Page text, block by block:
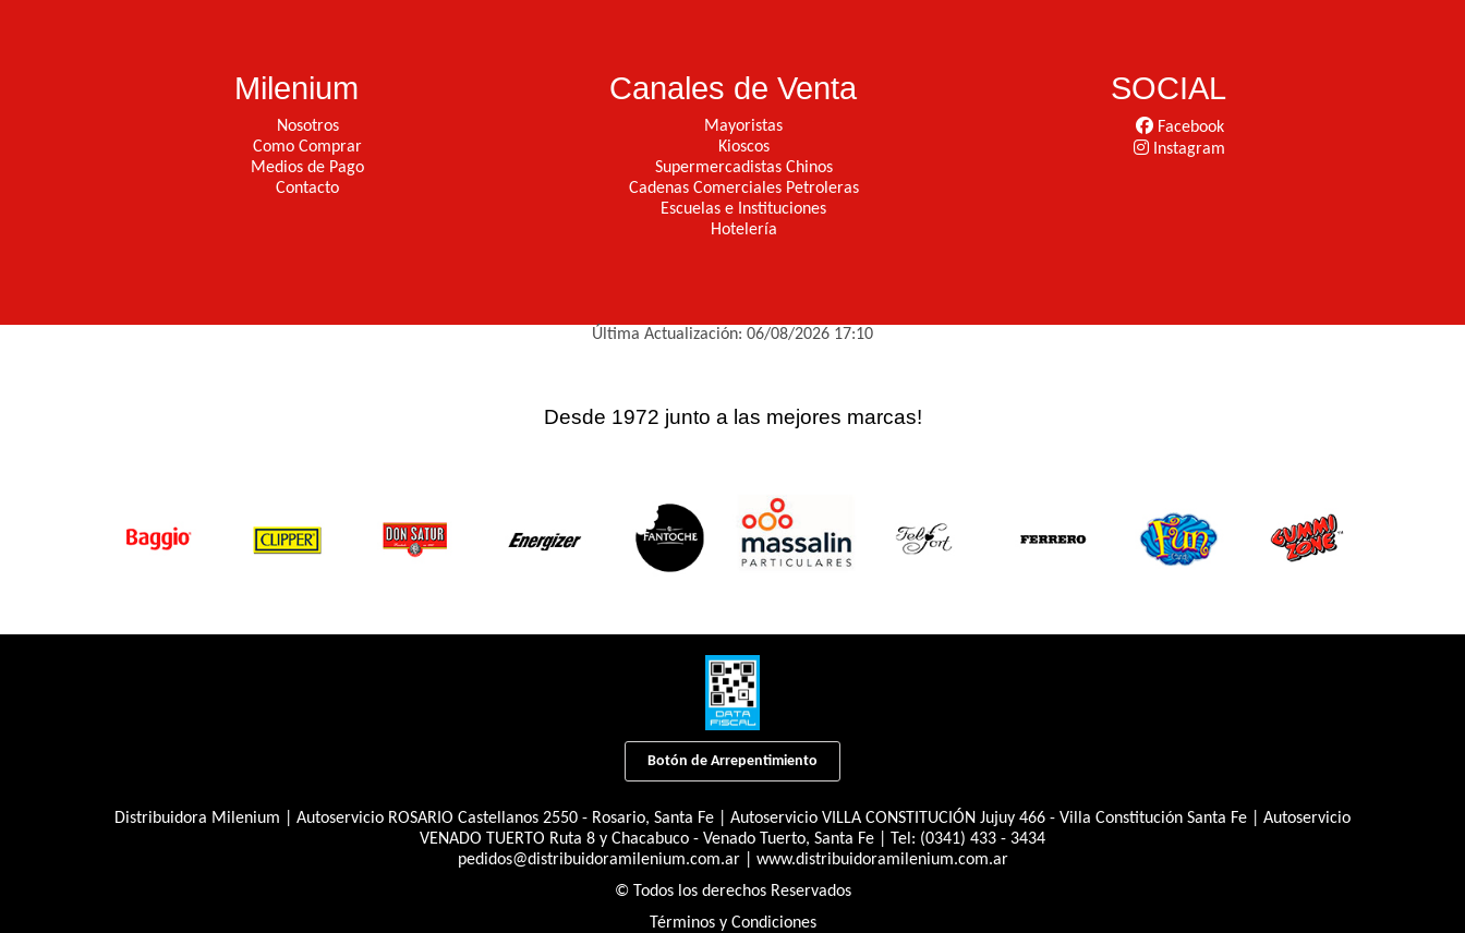
Milenium
Nosotros
Como Comprar
Medios de Pago
Contacto
Canales de Venta
Mayoristas
Kioscos
Supermercadistas Chinos
Cadenas Comerciales Petroleras
Escuelas e Instituciones
Hotelería
SOCIAL
Facebook
Instagram
Última Actualización: 06/08/2026 17:10
Desde 1972 junto a las mejores marcas!
Botón de Arrepentimiento
Distribuidora Milenium | Autoservicio ROSARIO Castellanos 2550 - Rosario, Santa Fe | Autoservicio VILLA CONSTITUCIÓN Jujuy 466 - Villa Constitución Santa Fe | Autoservicio
VENADO TUERTO Ruta 8 y Chacabuco - Venado Tuerto, Santa Fe | Tel: (0341) 433 - 3434
pedidos@distribuidoramilenium.com.ar| www.distribuidoramilenium.com.ar
© Todos los derechos Reservados
Términos y Condiciones